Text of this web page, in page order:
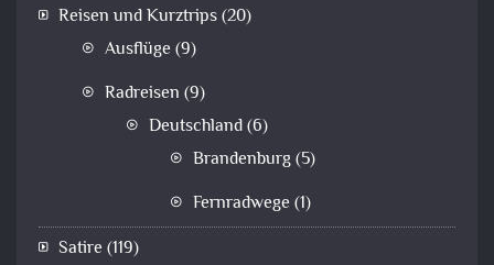
Reisen und Kurztrips(20)
Ausflüge (9)
Radreisen (9)
Deutschland(6)
Brandenburg(5)
Fernradwege (1)
Satire (119)